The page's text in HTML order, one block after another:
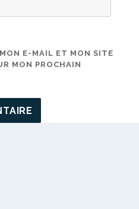
E-MAIL ET MON SITE
MON PROCHAIN